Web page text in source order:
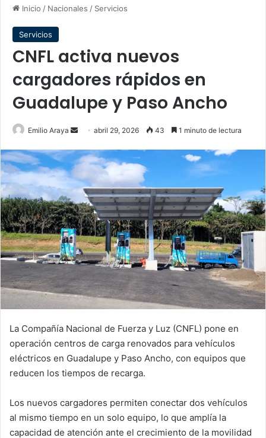
Inicio / Nacionales / Servicios
Servicios
CNFL activa nuevos
cargadores rápidos en
Guadalupe y Paso Ancho
Emilio Araya
Send
email
abril 29, 2026 43 1 minuto de lectura
La Compañía Nacional de Fuerza y Luz (CNFL) pone en
operación centros de carga renovados para vehículos
eléctricos en Guadalupe y Paso Ancho, con equipos que
reducen los tiempos de recarga.
Los nuevos cargadores permiten conectar dos vehículos
al mismo tiempo en un solo equipo, lo que amplía la
capacidad de atención ante el crecimiento de la movilidad